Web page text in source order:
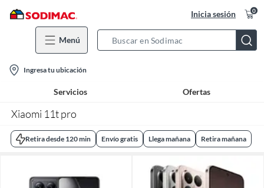
Inicia sesión 0
Menú
Bar
location-
icon
Ingresa tu ubicación
Servicios Ofertas
Xiaomi 11t pro
Retira desde 120 min Envío gratis Llega mañana Retira mañana